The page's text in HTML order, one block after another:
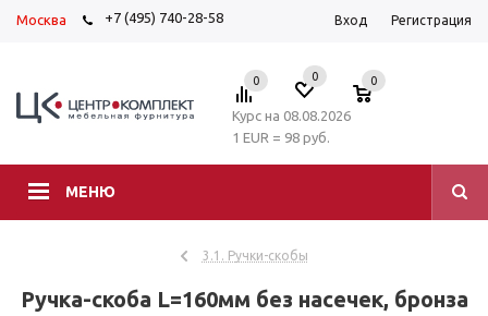
Москва +7 (495) 740-28-58 Вход Регистрация
МЕНЮ
0 0 0
Курс на 08.08.2026
1 EUR = 98 руб.
3.1. Ручки-скобы
Ручка-скоба L=160мм без насечек, бронза